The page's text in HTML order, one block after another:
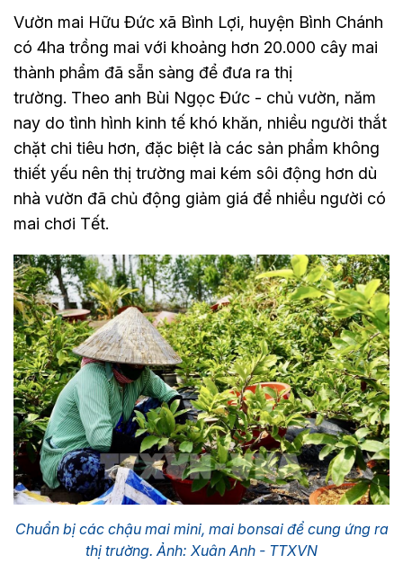
Vườn mai Hữu Đức xã Bình Lợi, huyện Bình Chánh
có 4ha trồng mai với khoảng hơn 20.000 cây mai
thành phẩm đã sẵn sàng để đưa ra thị
trường. Theo anh Bùi Ngọc Đức - chủ vườn, năm
nay do tình hình kinh tế khó khăn, nhiều người thắt
chặt chi tiêu hơn, đặc biệt là các sản phẩm không
thiết yếu nên thị trường mai kém sôi động hơn dù
nhà vườn đã chủ động giảm giá để nhiều người có
mai chơi Tết.
Chuẩn bị các chậu mai mini, mai bonsai để cung ứng ra
thị trường. Ảnh: Xuân Anh - TTXVN